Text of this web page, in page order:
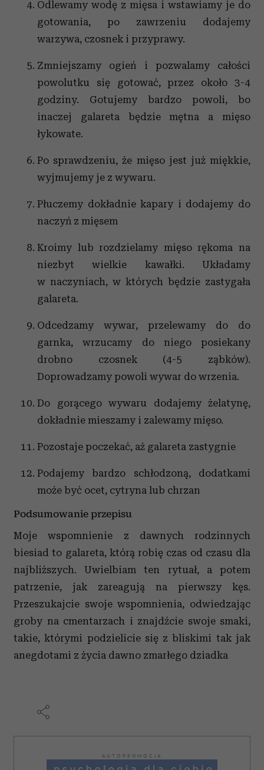
Odlewamy wodę z mięsa i wstawiamy je do
gotowania, po zawrzeniu dodajemy
warzywa, czosnek i przyprawy.
Zmniejszamy ogień i pozwalamy całości
powolutku się gotować, przez około 3-4
godziny. Gotujemy bardzo powoli, bo
inaczej galareta będzie mętna a mięso
łykowate.
Po sprawdzeniu, że mięso jest już miękkie,
wyjmujemy je z wywaru.
Płuczemy dokładnie kapary i dodajemy do
naczyń z mięsem
Kroimy lub rozdzielamy mięso rękoma na
niezbyt wielkie kawałki. Układamy
w naczyniach, w których będzie zastygała
galareta.
Odcedzamy wywar, przelewamy do do
garnka, wrzucamy do niego posiekany
drobno czosnek (4-5 ząbków).
Doprowadzamy powoli wywar do wrzenia.
Do gorącego wywaru dodajemy żelatynę,
dokładnie mieszamy i zalewamy mięso.
Pozostaje poczekać, aż galareta zastygnie
Podajemy bardzo schłodzoną, dodatkami
może być ocet, cytryna lub chrzan
Podsumowanie przepisu
Moje wspomnienie z dawnych rodzinnych
biesiad to galareta, którą robię czas od czasu dla
najbliższych. Uwielbiam ten rytuał, a potem
patrzenie, jak zareagują na pierwszy kęs.
Przeszukajcie swoje wspomnienia, odwiedzając
groby na cmentarzach i znajdźcie swoje smaki,
takie, którymi podzielicie się z bliskimi tak jak
anegdotami z życia dawno zmarłego dziadka
AUTOPROMOCJA